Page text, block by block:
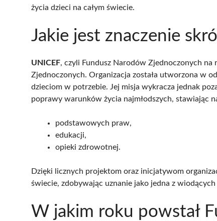
życia dzieci na całym świecie.
Jakie jest znaczenie
UNICEF, czyli Fundusz Narodów Zjednoczonych
Zjednoczonych. Organizacja została utworzona w
dzieciom w potrzebie. Jej misja wykracza jednak
poprawy warunków życia najmłodszych, stawiając
podstawowych praw,
edukacji,
opieki zdrowotnej.
Dzięki licznych projektom oraz inicjatywom
świecie, zdobywając uznanie jako jedna z
W jakim roku powstał